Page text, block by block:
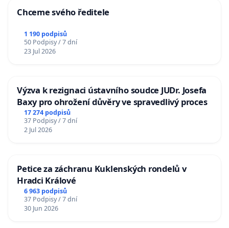
Chceme svého ředitele
1 190 podpisů
50 Podpisy / 7 dní
23 Jul 2026
Výzva k rezignaci ústavního soudce JUDr. Josefa
Baxy pro ohrožení důvěry ve spravedlivý proces
17 274 podpisů
37 Podpisy / 7 dní
2 Jul 2026
Petice za záchranu Kuklenských rondelů v
Hradci Králové
6 963 podpisů
37 Podpisy / 7 dní
30 Jun 2026